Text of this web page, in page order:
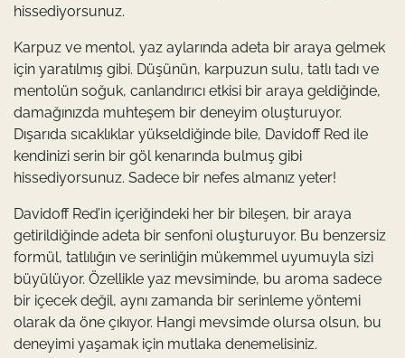
hissediyorsunuz.
Karpuz ve mentol, yaz aylarında adeta bir araya gelmek
için yaratılmış gibi. Düşünün, karpuzun sulu, tatlı tadı ve
mentolün soğuk, canlandırıcı etkisi bir araya geldiğinde,
damağınızda muhteşem bir deneyim oluşturuyor.
Dışarıda sıcaklıklar yükseldiğinde bile, Davidoff Red ile
kendinizi serin bir göl kenarında bulmuş gibi
hissediyorsunuz. Sadece bir nefes almanız yeter!
Davidoff Red’in içeriğindeki her bir bileşen, bir araya
getirildiğinde adeta bir senfoni oluşturuyor. Bu benzersiz
formül, tatlılığın ve serinliğin mükemmel uyumuyla sizi
büyülüyor. Özellikle yaz mevsiminde, bu aroma sadece
bir içecek değil, aynı zamanda bir serinleme yöntemi
olarak da öne çıkıyor. Hangi mevsimde olursa olsun, bu
deneyimi yaşamak için mutlaka denemelisiniz.